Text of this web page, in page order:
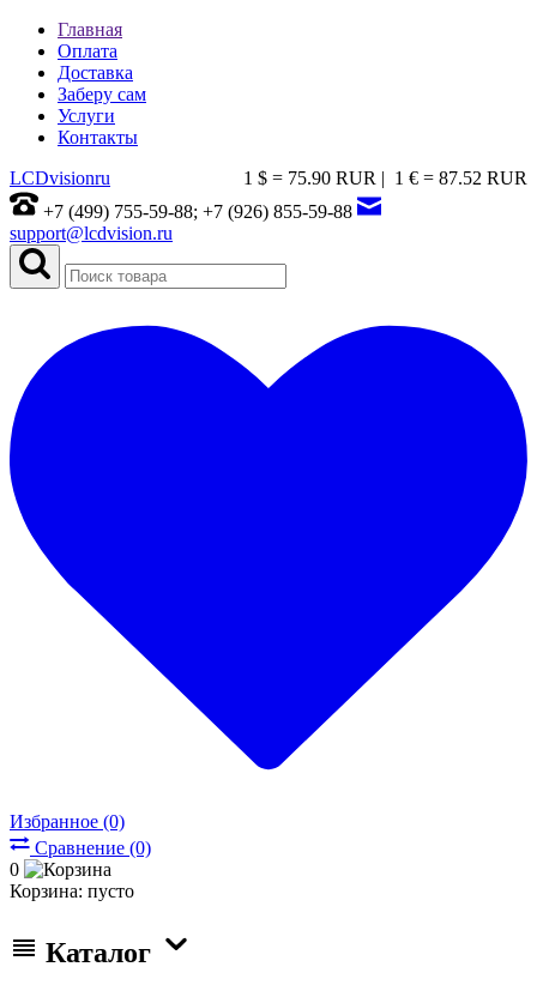
Главная
Оплата
Доставка
Заберу сам
Услуги
Контакты
1 € = 87.52 RUR
1 $ = 75.90 RUR |
LCDvisionru
+7 (499) 755-59-88; +7 (926) 855-59-88
support@lcdvision.ru
Избранное (0)
Сравнение (0)
0
Корзина: пусто
Каталог